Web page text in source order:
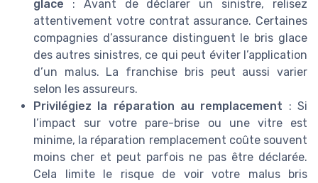
glace : Avant de déclarer un sinistre, relisez
attentivement votre contrat assurance. Certaines
compagnies d’assurance distinguent le bris glace
des autres sinistres, ce qui peut éviter l’application
d’un malus. La franchise bris peut aussi varier
selon les assureurs.
Privilégiez la réparation au remplacement : Si
l’impact sur votre pare-brise ou une vitre est
minime, la réparation remplacement coûte souvent
moins cher et peut parfois ne pas être déclarée.
Cela limite le risque de voir votre malus bris